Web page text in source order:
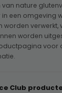
van nature
een omgeving
worden
worden
voor
Club